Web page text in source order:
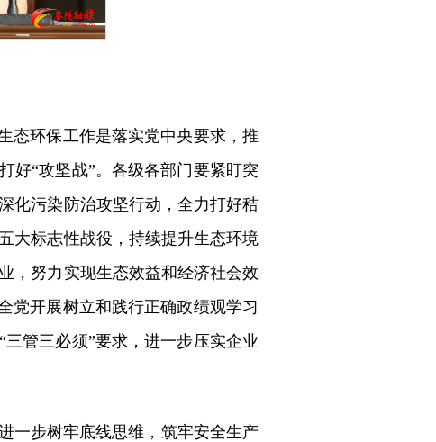
态环保工作是落实党中央要求，推
好“攻坚战”。各级各部门要紧盯突
化污染防治攻坚行动，全力打好秸
大标志性战役，持续提升生态环境
，努力实现生态效益和经济社会效
党开展树立和践行正确政绩观学习
管三必须”要求，进一步压实企业
一步树牢底线思维，筑牢安全生产